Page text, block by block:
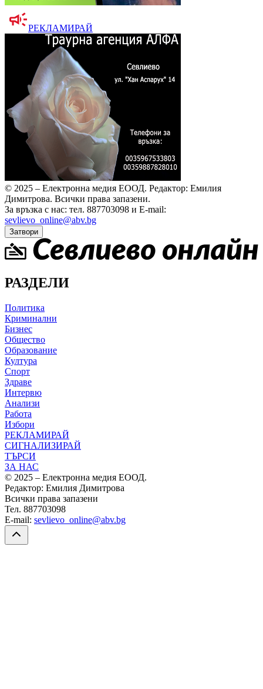
РЕКЛАМИРАЙ
© 2025 – Електронна медия ЕООД. Редактор: Емилия
Димитрова. Всички права запазени.
За връзка с нас: тел. 887703098 и E-mail:
sevlievo_online@abv.bg
Затвори
РАЗДЕЛИ
Политика
Криминални
Бизнес
Общество
Образование
Култура
Спорт
Здраве
Интервю
Анализи
Работа
Избори
РЕКЛАМИРАЙ
СИГНАЛИЗИРАЙ
ТЪРСИ
ЗА НАС
© 2025 – Електронна медия ЕООД.
Редактор: Емилия Димитрова
Всички права запазени
Тел. 887703098
E-mail: sevlievo_online@abv.bg